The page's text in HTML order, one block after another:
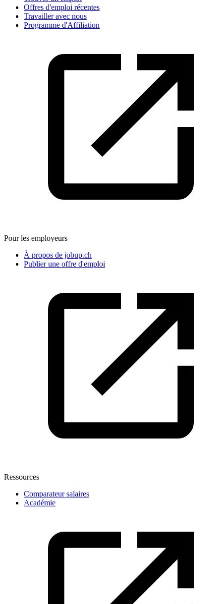
Offres d'emploi récentes
Travailler avec nous
Programme d'Affiliation
Pour les employeurs
À propos de jobup.ch
Publier une offre d'emploi
Ressources
Comparateur salaires
Académie